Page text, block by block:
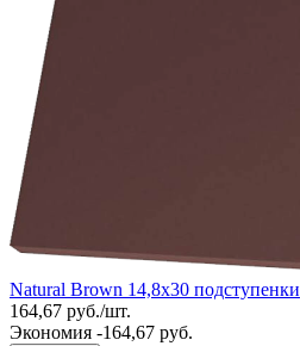
Natural Brown 14,8x30 подступенки
164,67 руб./шт.
Экономия -164,67 руб.